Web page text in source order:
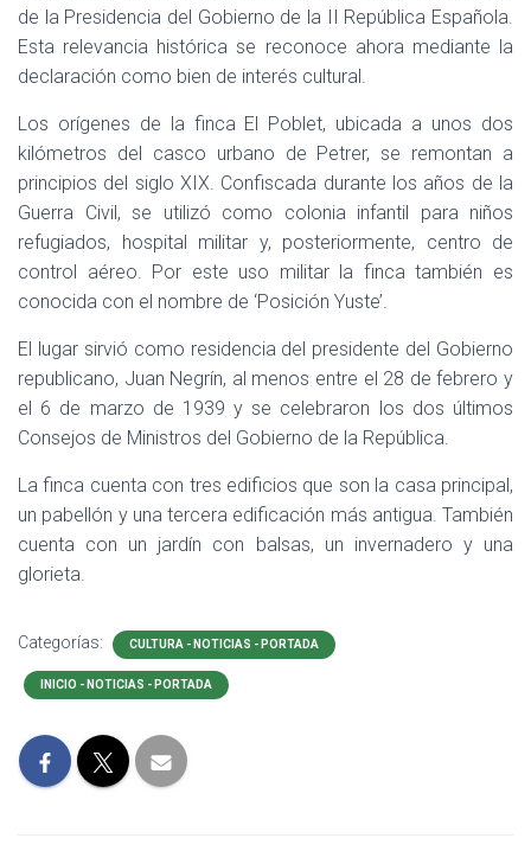
de la Presidencia del Gobierno de la II República Española.
Esta relevancia histórica se reconoce ahora mediante la
declaración como bien de interés cultural.
Los orígenes de la finca El Poblet, ubicada a unos dos
kilómetros del casco urbano de Petrer, se remontan a
principios del siglo XIX. Confiscada durante los años de la
Guerra Civil, se utilizó como colonia infantil para niños
refugiados, hospital militar y, posteriormente, centro de
control aéreo. Por este uso militar la finca también es
conocida con el nombre de ‘Posición Yuste’.
El lugar sirvió como residencia del presidente del Gobierno
republicano, Juan Negrín, al menos entre el 28 de febrero y
el 6 de marzo de 1939 y se celebraron los dos últimos
Consejos de Ministros del Gobierno de la República.
La finca cuenta con tres edificios que son la casa principal,
un pabellón y una tercera edificación más antigua. También
cuenta con un jardín con balsas, un invernadero y una
glorieta.
Categorías: CULTURA - NOTICIAS - PORTADA
INICIO - NOTICIAS - PORTADA